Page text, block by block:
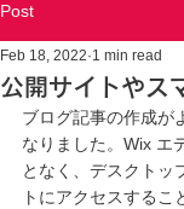
Post
公開サイトやス
Feb 18, 2022 1 min read
ブログ記事の作成が
なりました。Wix エ
となく、デスクトッ
トにアクセスするこ